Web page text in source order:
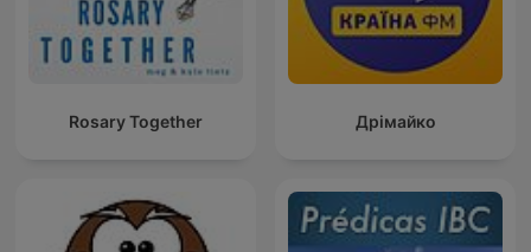
Rosary Together Дрімайко